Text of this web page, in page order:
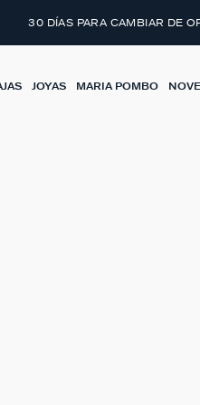
30 DÍAS PARA CAMBIAR DE
JOYAS MARIA POMBO